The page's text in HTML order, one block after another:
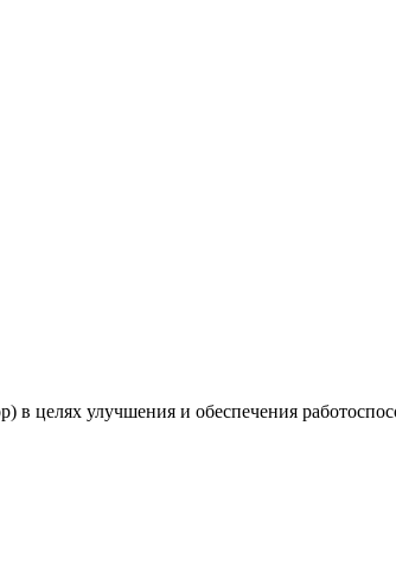
целях улучшения и обеспечения